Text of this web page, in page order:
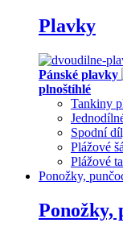
Plavky
Pánské plavky
plnoštíhlé
Tankiny
Spodní
Plážové
Plážové
Ponožky,
Ponožky,